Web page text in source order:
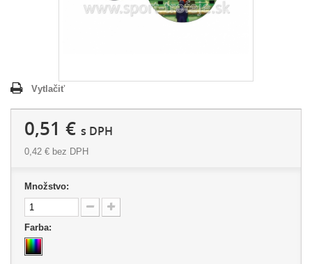
Vytlačiť
0,51 € s DPH
0,42 € bez DPH
Množstvo:
Farba: